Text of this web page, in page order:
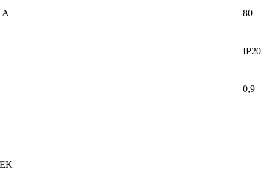
A 80
IP20
0,9